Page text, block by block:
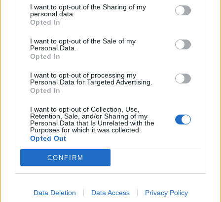
I want to opt-out of the Sharing of my
personal data.
Opted In
I want to opt-out of the Sale of my
Personal Data.
Opted In
I want to opt-out of processing my
Personal Data for Targeted Advertising.
Opted In
I want to opt-out of Collection, Use,
Retention, Sale, and/or Sharing of my
Personal Data that Is Unrelated with the
Purposes for which it was collected.
Opted Out
CONFIRM
Data Deletion Data Access Privacy Policy
Vikend.
DRUŽBA
SORODNE NOVICE